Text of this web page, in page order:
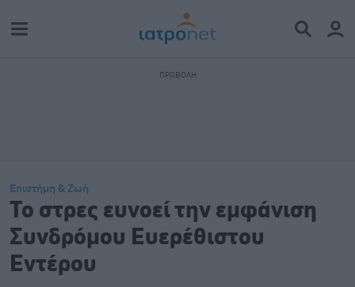
Επιστήμη & Ζωή
Το στρες ευνοεί την εμφάνιση
Συνδρόμου Ευερέθιστου
Εντέρου